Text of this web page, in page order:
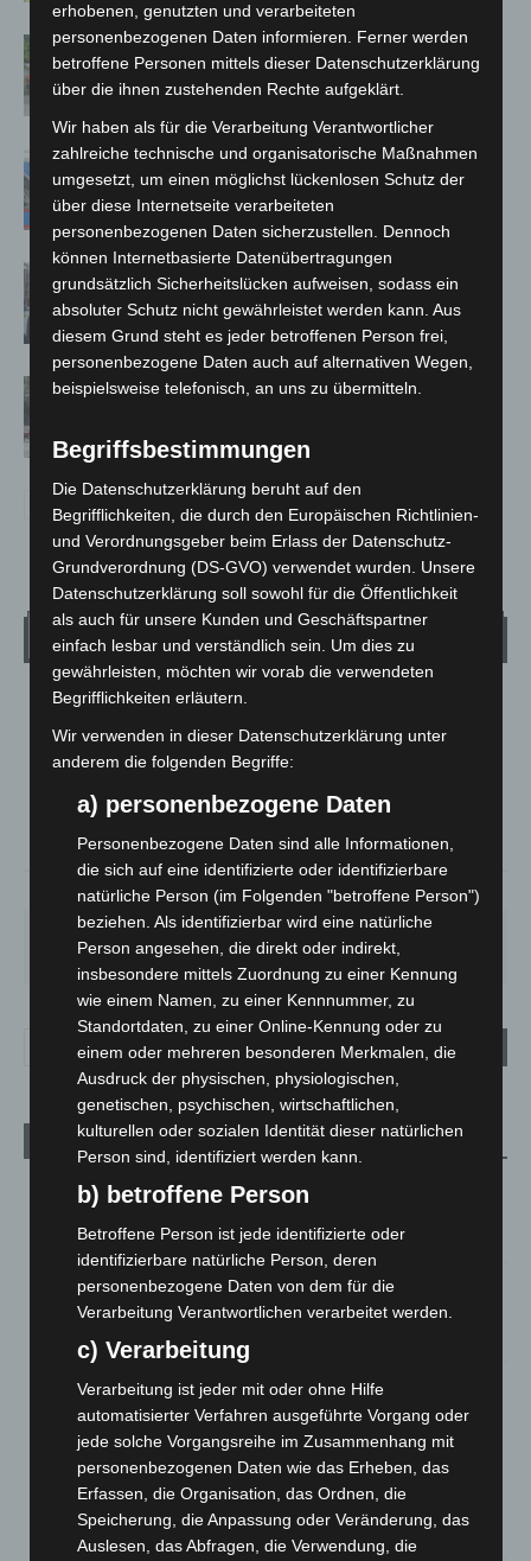
Region Hannover: 21 neue
Notfallsanitäter starten beim Roten
Kreuz
Mann läuft mit Hockeyschläger über
A7 – Polizei sucht Zeugen
Celle: Mensch stirbt bei Bagger-Unfall
auf Baustelle
Gasleitung bei McDonald’s-Umbau in
Wetter
LANGENHAGEN
Mäßig Bewölkt
13.5°
79% 1.8m/s 44%
33° 27° 23° 26°
Aktuelle Beiträge
Kunst trifft Weingenuss: Barbara-Susann Mehring zeigt ihre
Werke im Jacques’ Wein-Depot Isernhagen
8. August 2026
A2: Zweite Turbobaustelle startet zwischen Hannover-West
und Bothfeld
8. August 2026
Niedersachsen: Feuerwehrkräfte kehren nach
Waldbrandeinsatz aus Spanien zurück
7. August 2026
Hannover: Erste Tigermücken-Population in Niedersachsen
7. August 2026
erhobenen, genutzten und verarbeiteten
personenbezogenen Daten informieren. Ferner werden
betroffene Personen mittels dieser Datenschutzerklärung
über die ihnen zustehenden Rechte aufgeklärt.
Wir haben als für die Verarbeitung Verantwortlicher
zahlreiche technische und organisatorische Maßnahmen
umgesetzt, um einen möglichst lückenlosen Schutz der
über diese Internetseite verarbeiteten
personenbezogenen Daten sicherzustellen. Dennoch
können Internetbasierte Datenübertragungen
grundsätzlich Sicherheitslücken aufweisen, sodass ein
absoluter Schutz nicht gewährleistet werden kann. Aus
diesem Grund steht es jeder betroffenen Person frei,
personenbezogene Daten auch auf alternativen Wegen,
beispielsweise telefonisch, an uns zu übermitteln.
Begriffsbestimmungen
Die Datenschutzerklärung beruht auf den
Begrifflichkeiten, die durch den Europäischen Richtlinien-
und Verordnungsgeber beim Erlass der Datenschutz-
Grundverordnung (DS-GVO) verwendet wurden. Unsere
Datenschutzerklärung soll sowohl für die Öffentlichkeit
als auch für unsere Kunden und Geschäftspartner
einfach lesbar und verständlich sein. Um dies zu
gewährleisten, möchten wir vorab die verwendeten
Begrifflichkeiten erläutern.
Wir verwenden in dieser Datenschutzerklärung unter
anderem die folgenden Begriffe:
a) personenbezogene Daten
Personenbezogene Daten sind alle Informationen,
die sich auf eine identifizierte oder identifizierbare
natürliche Person (im Folgenden "betroffene Person")
beziehen. Als identifizierbar wird eine natürliche
Person angesehen, die direkt oder indirekt,
insbesondere mittels Zuordnung zu einer Kennung
wie einem Namen, zu einer Kennnummer, zu
Standortdaten, zu einer Online-Kennung oder zu
einem oder mehreren besonderen Merkmalen, die
Ausdruck der physischen, physiologischen,
genetischen, psychischen, wirtschaftlichen,
kulturellen oder sozialen Identität dieser natürlichen
Person sind, identifiziert werden kann.
b) betroffene Person
Betroffene Person ist jede identifizierte oder
identifizierbare natürliche Person, deren
personenbezogene Daten von dem für die
Verarbeitung Verantwortlichen verarbeitet werden.
c) Verarbeitung
Verarbeitung ist jeder mit oder ohne Hilfe
automatisierter Verfahren ausgeführte Vorgang oder
jede solche Vorgangsreihe im Zusammenhang mit
personenbezogenen Daten wie das Erheben, das
Erfassen, die Organisation, das Ordnen, die
Speicherung, die Anpassung oder Veränderung, das
Auslesen, das Abfragen, die Verwendung, die